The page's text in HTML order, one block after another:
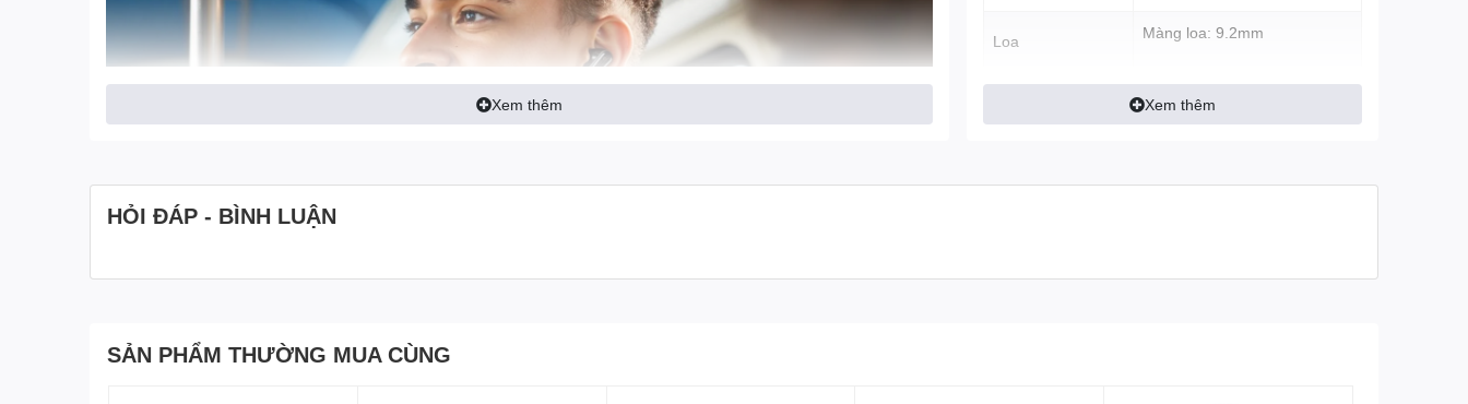
Xem thêm
Loa Màng loa: 9.2mm
đàm thoại
cùng lúc
Xem thêm
HỎI ĐÁP - BÌNH LUẬN
SẢN PHẨM THƯỜNG MUA CÙNG